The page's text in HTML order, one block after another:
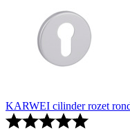
KARWEI cilinder rozet